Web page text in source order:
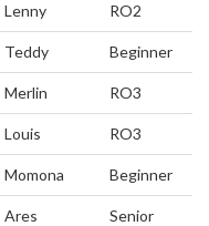
Lenny RO2
Teddy Beginner
Merlin RO3
Louis RO3
Momona Beginner
Ares Senior